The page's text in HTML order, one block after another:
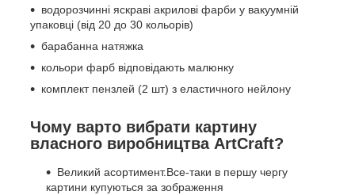
водорозчинні яскраві акрилові фарби у вакуумній
упаковці (від 20 до 30 кольорів)
барабанна натяжка
кольори фарб відповідають малюнку
комплект пензлей (2 шт) з еластичного нейлону
Чому варто вибрати картину
власного виробництва ArtCraft?
Великий асортимент.Все-таки в першу чергу
картини купуються за зображення